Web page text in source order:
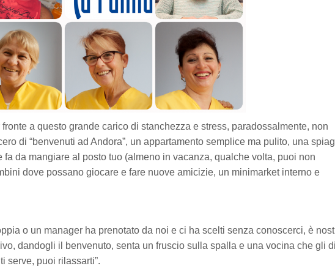
a questo grande carico di stanchezza e stress, paradossalmente, non
di “benvenuti ad Andora”, un appartamento semplice ma pulito, una
fa da mangiare al posto tuo (almeno in vacanza, qualche volta, puoi non
dove possano giocare e fare nuove amicizie, un minimarket interno e
o un manager ha prenotato da noi e ci ha scelti senza conoscerci, è
dandogli il benvenuto, senta un fruscio sulla spalla e una vocina che gli
serve, puoi rilassarti”.